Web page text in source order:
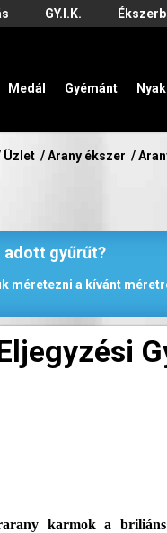
GY.I.K.
Medál Gyémánt
Üzlet / Arany ékszer /
adott gyűrűt?
méretezni a kívánt
karmok a